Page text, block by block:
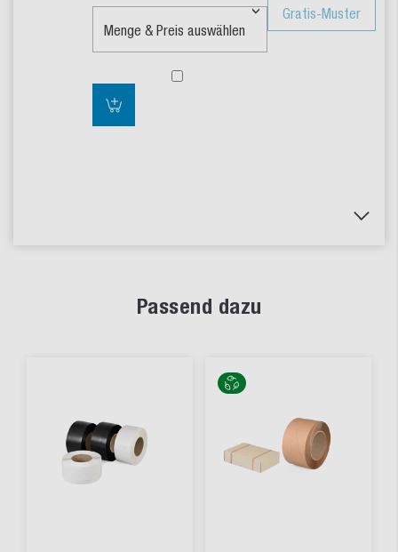
Gratis-Muster
Passend dazu